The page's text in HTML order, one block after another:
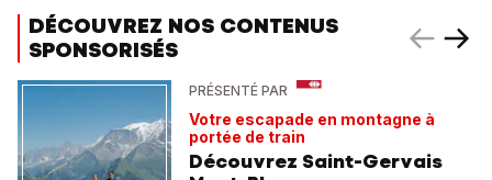
DÉCOUVREZ NOS CONTENUS
SPONSORISÉS
PRÉSENTÉ PAR
Votre escapade en montagne à
portée de train
Découvrez Saint-Gervais